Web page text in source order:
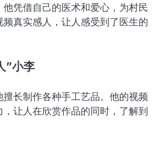
凭借自己的医术和爱心，为村民
真实感人，让人感受到了医生的
”小李
长制作各种手工艺品。他的视频
让人在欣赏作品的同时，了解到